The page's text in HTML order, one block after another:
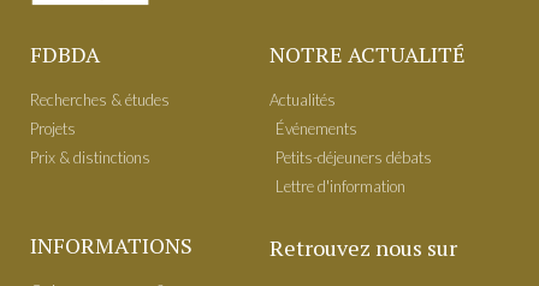
FDBDA
Recherches & études
Projets
Prix & distinctions
NOTRE ACTUALITÉ
Actualités
É​vénements
Petits-déjeuners débats
Lettre d'information
INFORMATIONS Retrouvez nous sur